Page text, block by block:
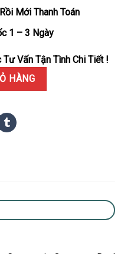
Mới Thanh Toán
1 – 3 Ngày
Vấn Tận Tình Chi Tiết !
Dual Time 47450/
HÀNG